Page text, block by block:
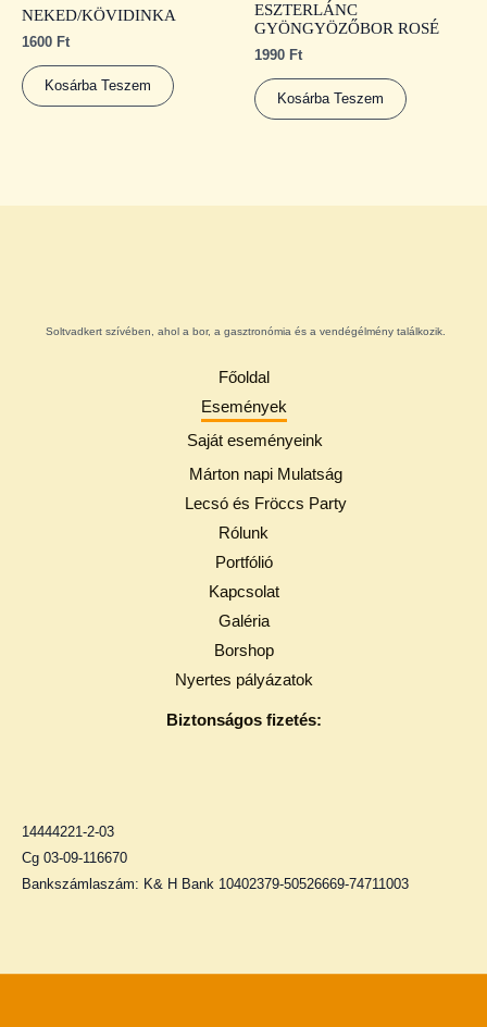
NEKED/KÖVIDINKA
1600 Ft
Kosárba Teszem
ESZTERLÁNC
GYÖNGYÖZŐBOR ROSÉ
1990 Ft
Kosárba Teszem
Soltvadkert szívében, ahol a bor, a gasztronómia és a vendégélmény találkozik.
Főoldal
Események
Saját eseményeink
Márton napi Mulatság
Lecsó és Fröccs Party
Rólunk
Portfólió
Kapcsolat
Galéria
Borshop
Nyertes pályázatok
Biztonságos fizetés:
14444221-2-03
Cg 03-09-116670
Bankszámlaszám: K& H Bank 10402379-50526669-74711003